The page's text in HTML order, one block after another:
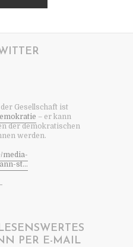
Gesellschaft ist
– er kann
der demokratischen
werden.
media-
st...
PER E-MAIL